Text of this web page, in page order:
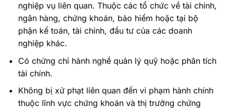
nghiệp vụ liên quan. Thuộc các tổ chức về tài chính,
ngân hàng, chứng khoán, bảo hiểm hoặc tại bộ
phận kế toán, tài chính, đầu tư của các doanh
nghiệp khác.
Có chứng chỉ hành nghề quản lý quỹ hoặc phân tích
tài chính.
Không bị xử phạt liên quan đến vi phạm hành chính
thuộc lĩnh vực chứng khoán và thị trường chứng